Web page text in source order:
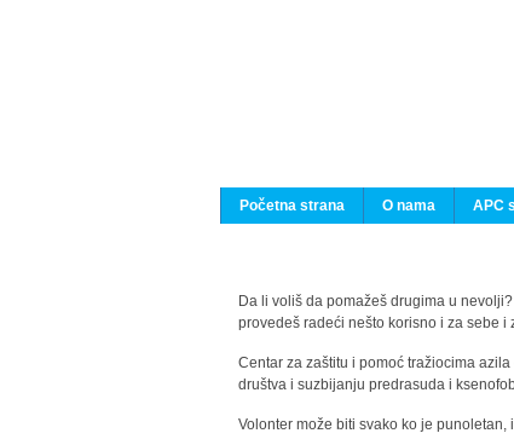
Početna strana
O nama APC
Da li voliš da pomažeš drugima u
provedeš radeći nešto korisno i za sebe i
Centar za zaštitu i pomoć tražiocima
društva i suzbijanju predrasuda i
Volonter može biti svako ko je